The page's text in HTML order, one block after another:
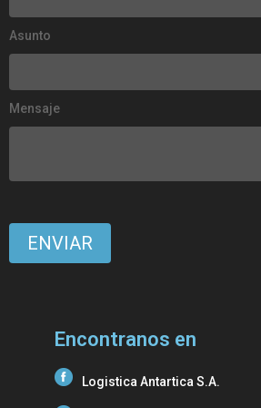
Asunto
Mensaje
Encontranos en
Logistica Antartica S.A.